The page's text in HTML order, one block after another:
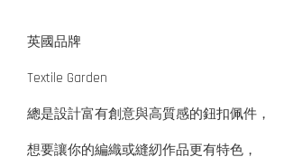
英國品牌
Textile Garden
總是設計富有創意與高質感的鈕扣佩件，
想要讓你的編織或縫紉作品更有特色，